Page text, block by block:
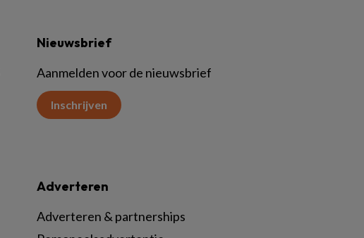
Nieuwsbrief
Aanmelden voor de nieuwsbrief
Inschrijven
Adverteren
Adverteren & partnerships